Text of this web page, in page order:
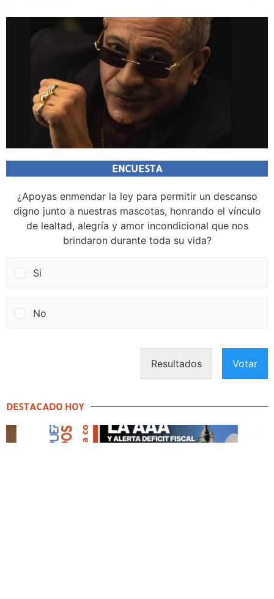
ENCUESTA
¿Apoyas enmendar la ley para permitir un descanso
digno junto a nuestras mascotas, honrando el vínculo
de lealtad, alegría y amor incondicional que nos
brindaron durante toda su vida?
Si
No
Resultados Votar
DESTACADO HOY